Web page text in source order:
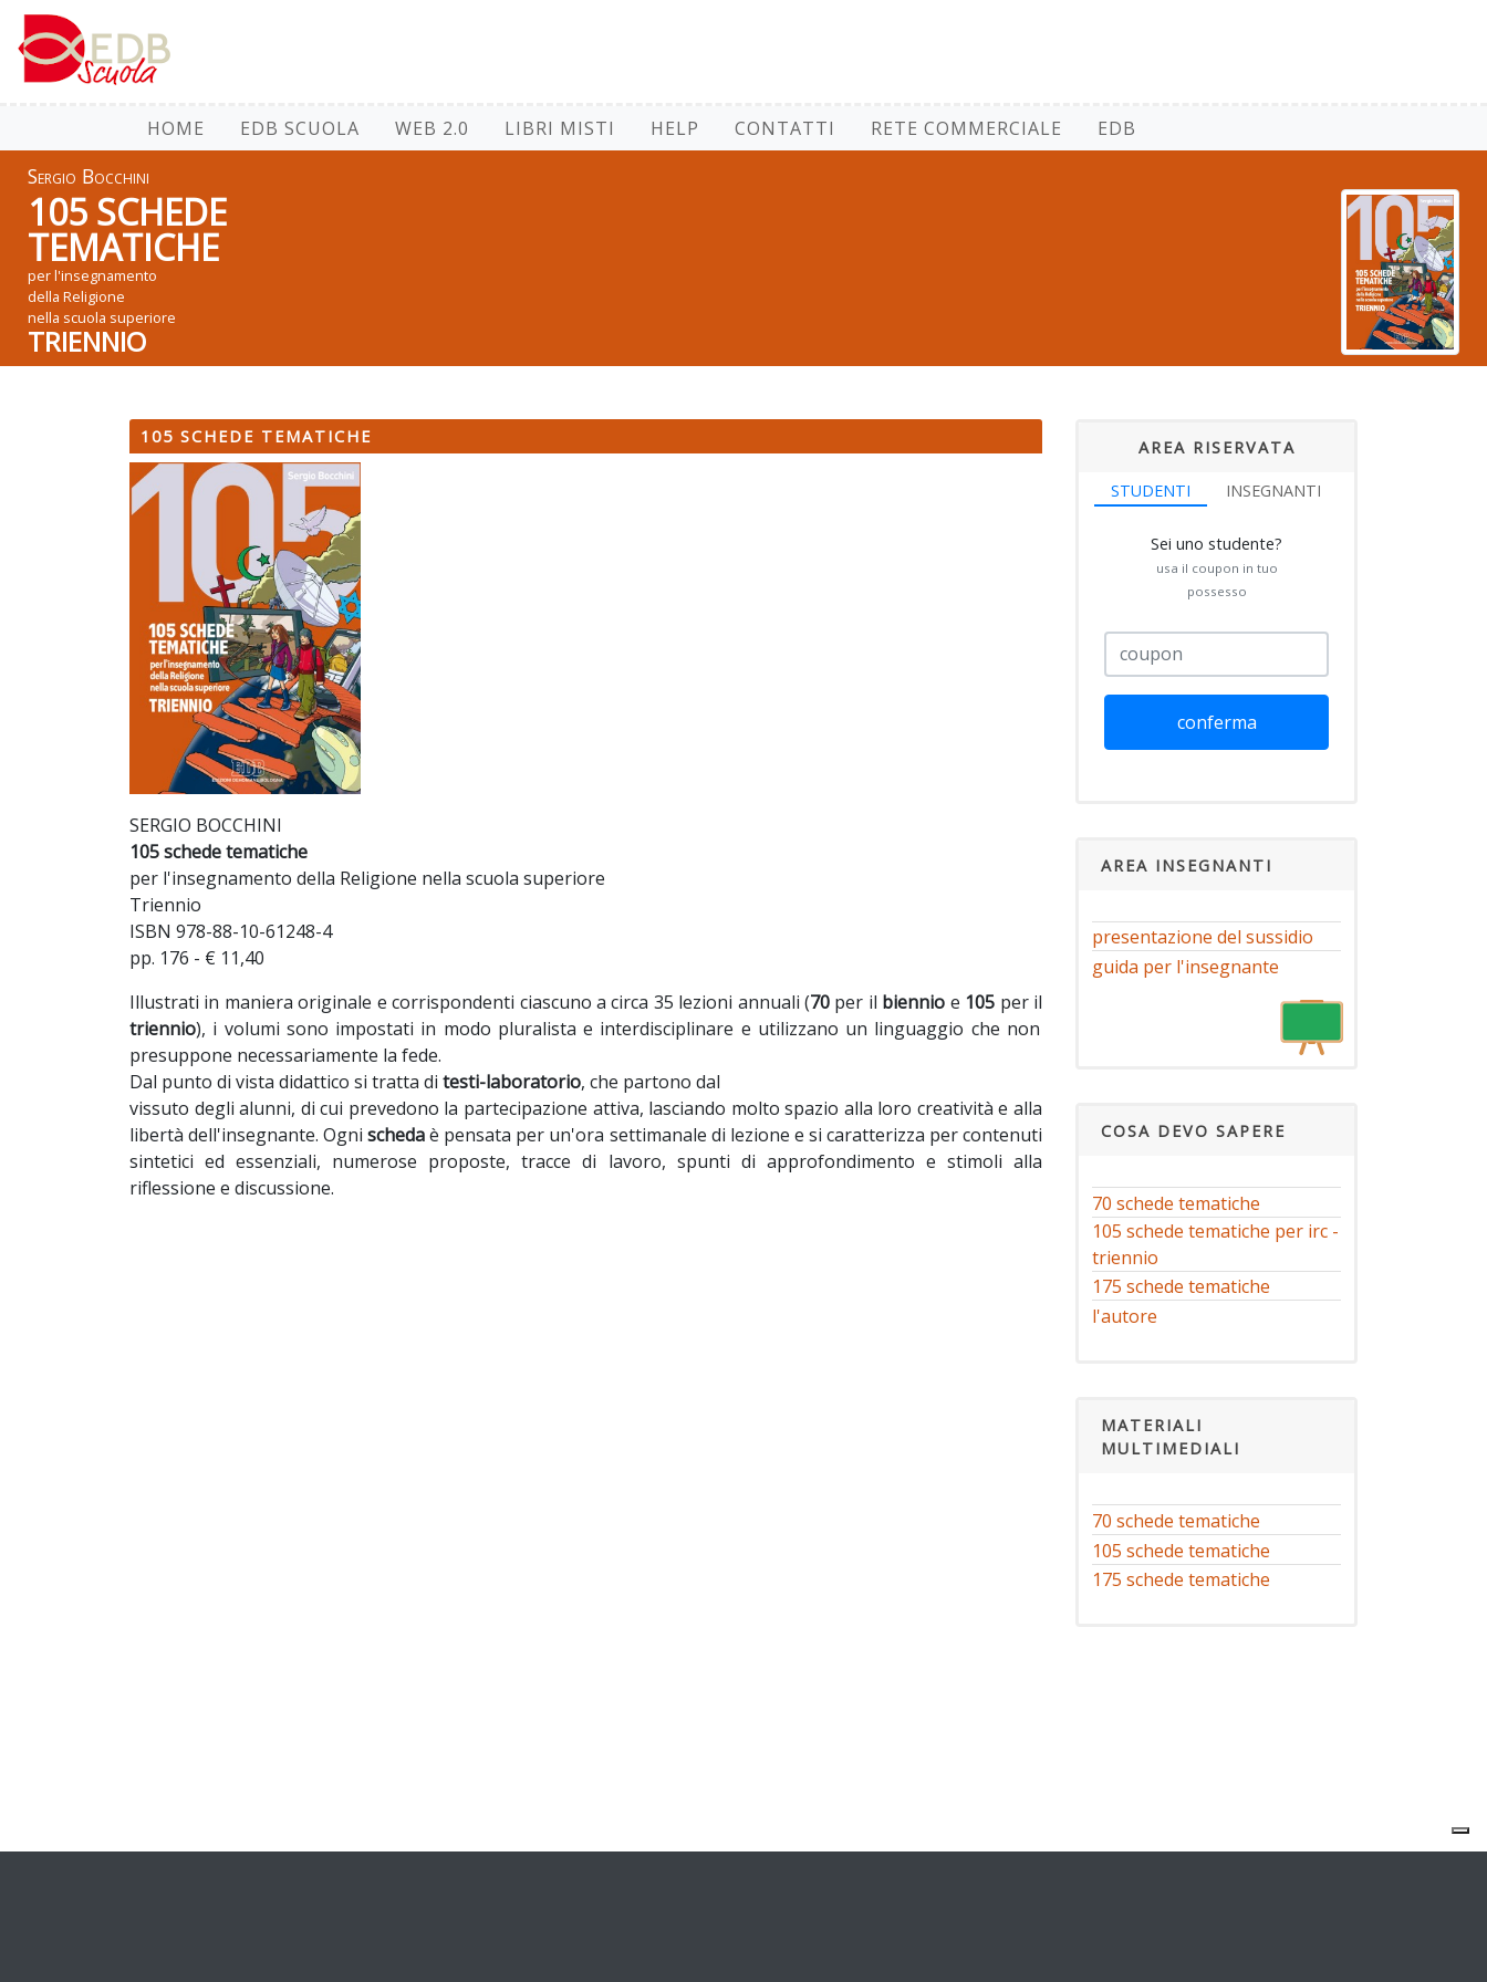
HOME EDB SCUOLA WEB 2.0 LIBRI MISTI HELP CONTATTI RETE COMMERCIALE EDB
Sergio Bocchini
105 SCHEDE
TEMATICHE
per l'insegnamento
della Religione
nella scuola superiore
TRIENNIO
105 SCHEDE TEMATICHE
SERGIO BOCCHINI
105 schede tematiche
per l'insegnamento della Religione nella scuola superiore
Triennio
ISBN 978-88-10-61248-4
pp. 176 - € 11,40
Illustrati in maniera originale e corrispondenti ciascuno a circa 35 lezioni annuali (70 per il biennio e 105 per il
triennio), i volumi sono impostati in modo pluralista e interdisciplinare e utilizzano un linguaggio che non
presuppone necessariamente la fede.
Dal punto di vista didattico si tratta di testi-laboratorio, che partono dal
vissuto degli alunni, di cui prevedono la partecipazione attiva, lasciando molto spazio alla loro creatività e alla
libertà dell'insegnante. Ognischedaè pensata per un'ora settimanale di lezione e si caratterizza per contenuti
sintetici ed essenziali, numerose proposte, tracce di lavoro, spunti di approfondimento e stimoli alla
riflessione e discussione.
AREA RISERVATA
STUDENTI INSEGNANTI
Sei uno studente?
usa il coupon in tuo
possesso
conferma
AREA INSEGNANTI
presentazione del sussidio
guida per l'insegnante
COSA DEVO SAPERE
70 schede tematiche
105 schede tematiche per irc -
triennio
175 schede tematiche
l'autore
MATERIALI
MULTIMEDIALI
70 schede tematiche
105 schede tematiche
175 schede tematiche